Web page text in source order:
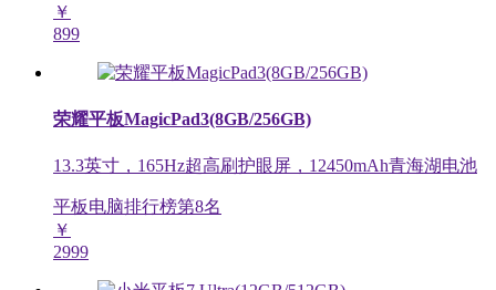
￥
899
荣耀平板MagicPad3(8GB/256GB)
13.3英寸，165Hz超高刷护眼屏，12450mAh青海湖电池
平板电脑排行榜第8名
￥
2999